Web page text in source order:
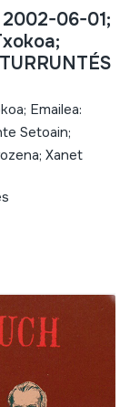
06-01;
Emailea:
Setoain;
Xanet